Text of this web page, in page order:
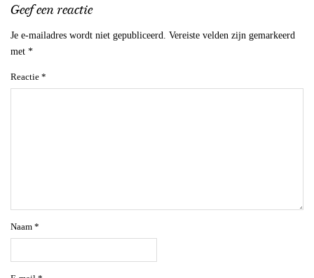
Geef een reactie
Je e-mailadres wordt niet gepubliceerd. Vereiste velden zijn gemarkeerd
met *
Reactie *
Naam *